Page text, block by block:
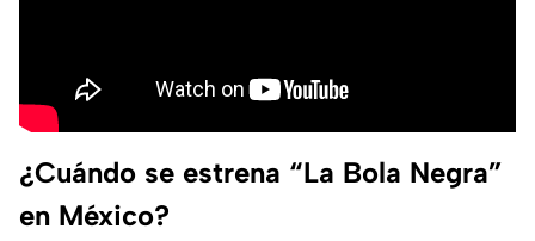
¿Cuándo se estrena “La Bola Negra”
en México?